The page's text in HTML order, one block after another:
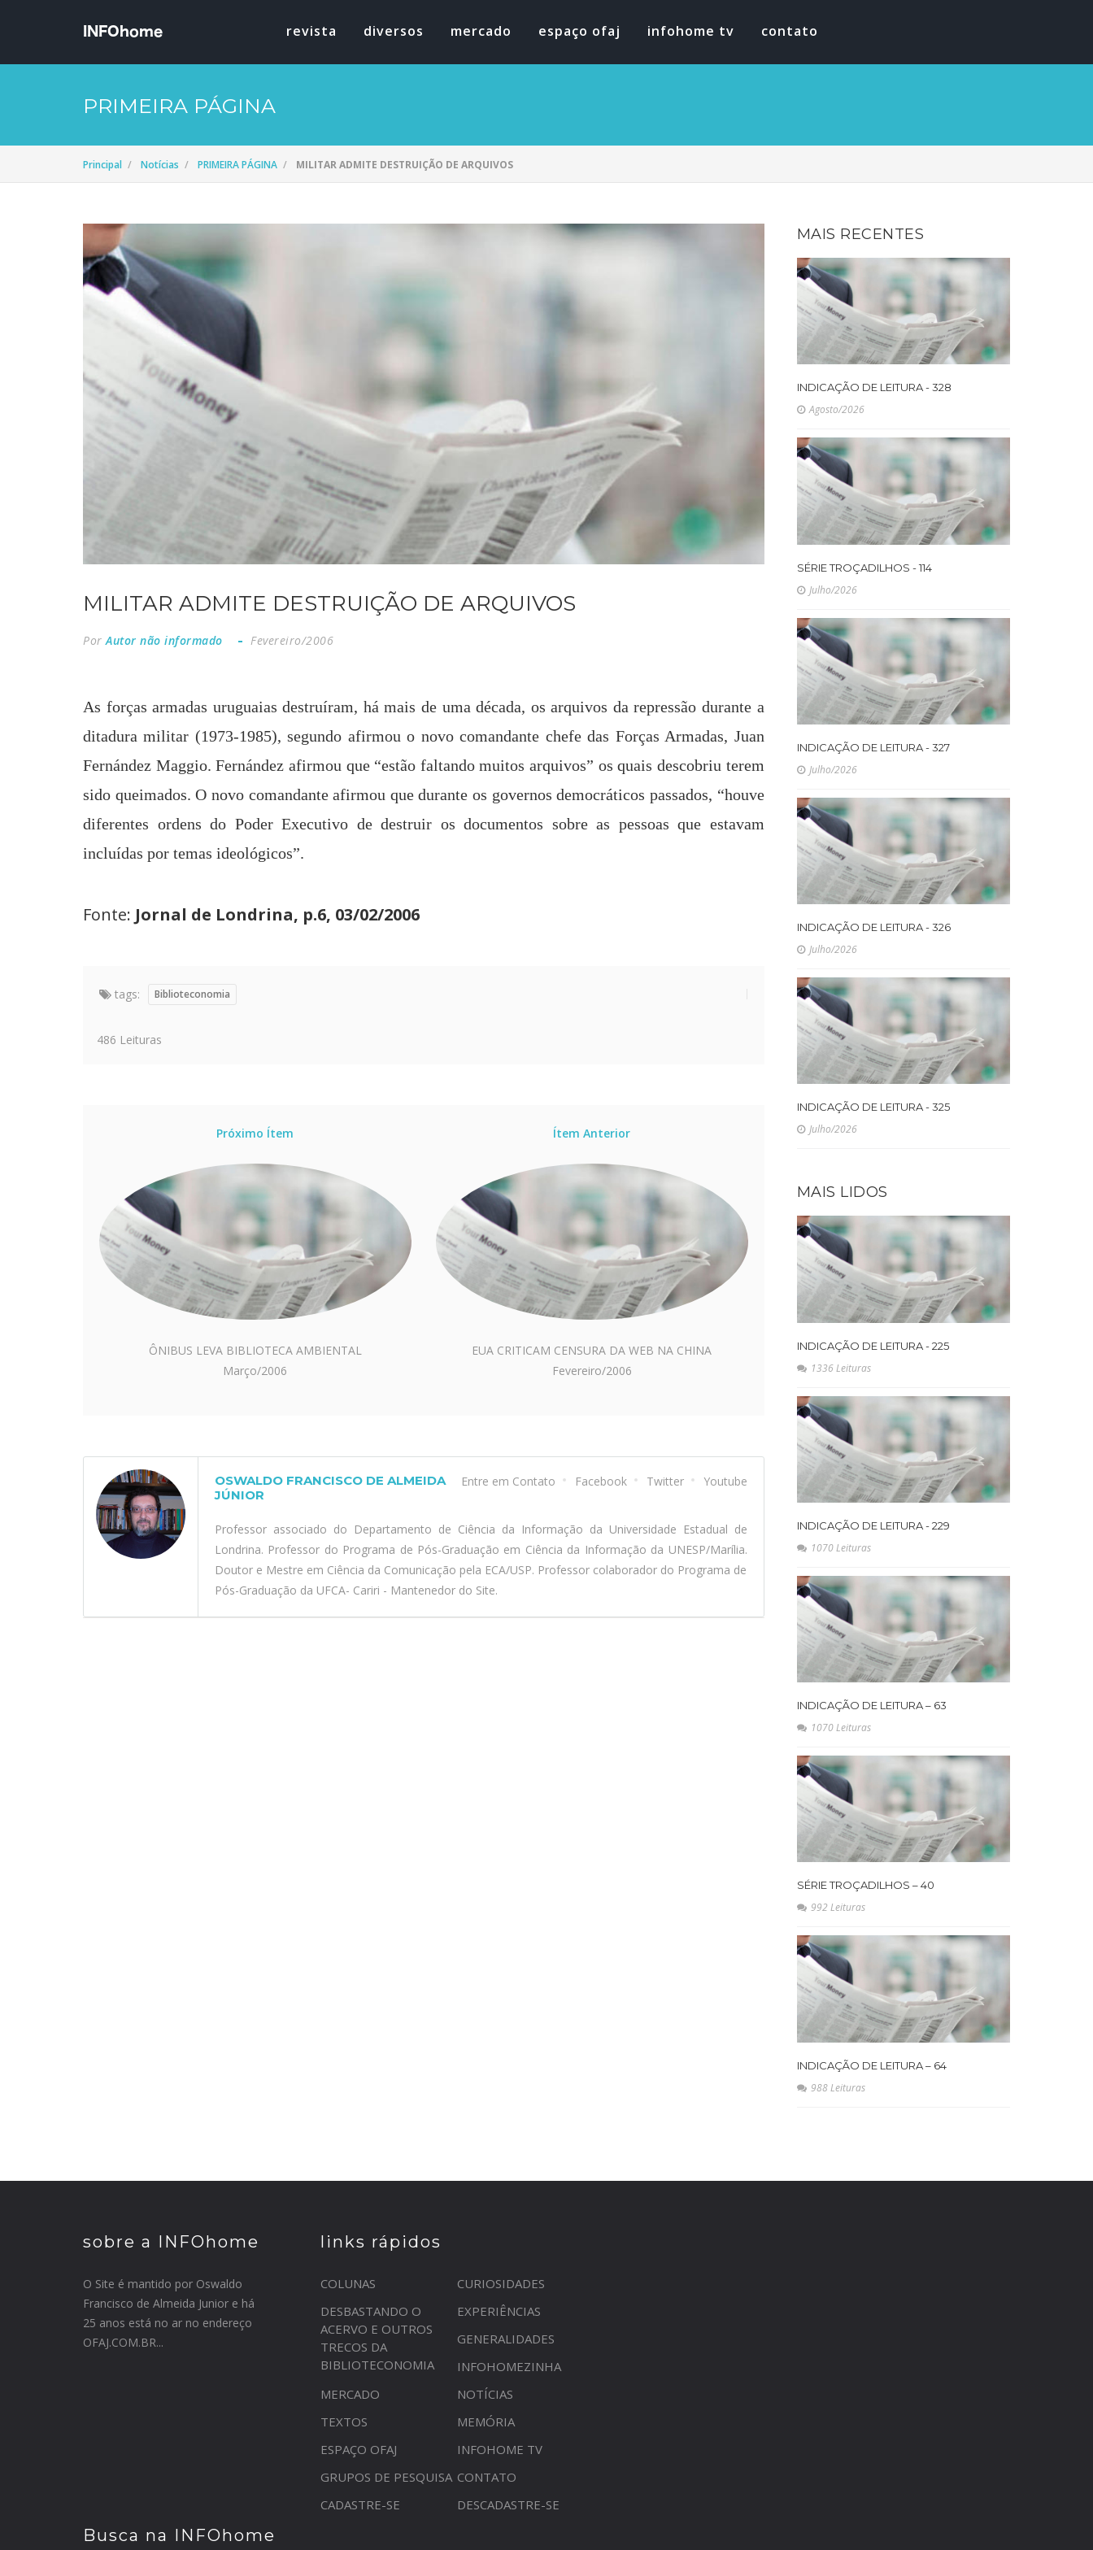
revista diversos mercado espaço ofaj infohome tv contato
PRIMEIRA PÁGINA
Principal Notícias PRIMEIRA PÁGINA MILITAR ADMITE DESTRUIÇÃO DE ARQUIVOS
MILITAR ADMITE DESTRUIÇÃO DE ARQUIVOS
Por Autor não informado Fevereiro/2006
As forças armadas uruguaias destruíram, há mais de uma década, os arquivos da repressão durante a
ditadura militar (1973-1985), segundo afirmou o novo comandante chefe das Forças Armadas, Juan
Fernández Maggio. Fernández afirmou que “estão faltando muitos arquivos” os quais descobriu terem
sido queimados. O novo comandante afirmou que durante os governos democráticos passados, “houve
diferentes ordens do Poder Executivo de destruir os documentos sobre as pessoas que estavam
incluídas por temas ideológicos”.
Fonte: Jornal de Londrina, p.6, 03/02/2006
tags: Biblioteconomia
486 Leituras
Próximo Ítem
ÔNIBUS LEVA BIBLIOTECA AMBIENTAL
Março/2006
Ítem Anterior
EUA CRITICAM CENSURA DA WEB NA CHINA
Fevereiro/2006
Entre em Contato Facebook Twitter Youtube
OSWALDO FRANCISCO DE ALMEIDA
JÚNIOR
Professor associado do Departamento de Ciência da Informação da Universidade Estadual de
Londrina. Professor do Programa de Pós-Graduação em Ciência da Informação da UNESP/Marília.
Doutor e Mestre em Ciência da Comunicação pela ECA/USP. Professor colaborador do Programa de
Pós-Graduação da UFCA- Cariri - Mantenedor do Site.
MAIS RECENTES
INDICAÇÃO DE LEITURA - 328
Agosto/2026
SÉRIE TROÇADILHOS - 114
Julho/2026
INDICAÇÃO DE LEITURA - 327
Julho/2026
INDICAÇÃO DE LEITURA - 326
Julho/2026
INDICAÇÃO DE LEITURA - 325
Julho/2026
MAIS LIDOS
INDICAÇÃO DE LEITURA - 225
1336 Leituras
INDICAÇÃO DE LEITURA - 229
1070 Leituras
INDICAÇÃO DE LEITURA – 63
1070 Leituras
SÉRIE TROÇADILHOS – 40
992 Leituras
INDICAÇÃO DE LEITURA – 64
988 Leituras
sobre a INFOhome
O Site é mantido por Oswaldo
Francisco de Almeida Junior e há
25 anos está no ar no endereço
OFAJ.COM.BR...
links rápidos
COLUNAS
CURIOSIDADES
DESBASTANDO O
ACERVO E OUTROS
TRECOS DA
BIBLIOTECONOMIA
EXPERIÊNCIAS
GENERALIDADES
INFOHOMEZINHA
MERCADO
NOTÍCIAS
TEXTOS
MEMÓRIA
ESPAÇO OFAJ
INFOHOME TV
GRUPOS DE PESQUISA CONTATO
CADASTRE-SE
DESCADASTRE-SE
Busca na INFOhome